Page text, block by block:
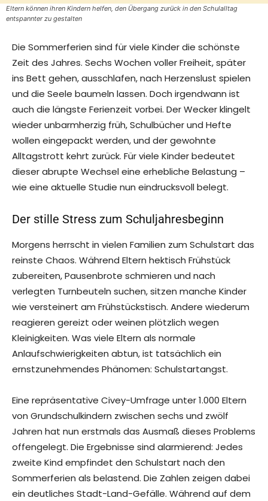
Eltern können ihren Kindern helfen, den Übergang zurück in den Schulalltag
entspannter zu gestalten
Die Sommerferien sind für viele Kinder die schönste
Zeit des Jahres. Sechs Wochen voller Freiheit, später
ins Bett gehen, ausschlafen, nach Herzenslust spielen
und die Seele baumeln lassen. Doch irgendwann ist
auch die längste Ferienzeit vorbei. Der Wecker klingelt
wieder unbarmherzig früh, Schulbücher und Hefte
wollen eingepackt werden, und der gewohnte
Alltagstrott kehrt zurück. Für viele Kinder bedeutet
dieser abrupte Wechsel eine erhebliche Belastung –
wie eine aktuelle Studie nun eindrucksvoll belegt.
Der stille Stress zum Schuljahresbeginn
Morgens herrscht in vielen Familien zum Schulstart das
reinste Chaos. Während Eltern hektisch Frühstück
zubereiten, Pausenbrote schmieren und nach
verlegten Turnbeuteln suchen, sitzen manche Kinder
wie versteinert am Frühstückstisch. Andere wiederum
reagieren gereizt oder weinen plötzlich wegen
Kleinigkeiten. Was viele Eltern als normale
Anlaufschwierigkeiten abtun, ist tatsächlich ein
ernstzunehmendes Phänomen: Schulstartangst.
Eine repräsentative Civey-Umfrage unter 1.000 Eltern
von Grundschulkindern zwischen sechs und zwölf
Jahren hat nun erstmals das Ausmaß dieses Problems
offengelegt. Die Ergebnisse sind alarmierend: Jedes
zweite Kind empfindet den Schulstart nach den
Sommerferien als belastend. Die Zahlen zeigen dabei
ein deutliches Stadt-Land-Gefälle. Während auf dem